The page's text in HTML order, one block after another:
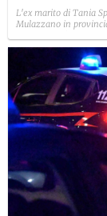
L'ex marito di Tania
Mulazzano in
circolo vicino a casa.